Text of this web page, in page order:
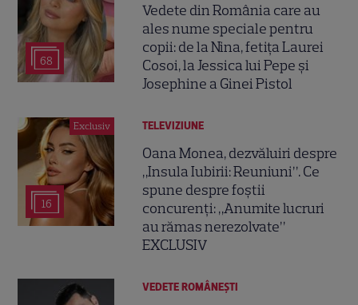
68
Vedete din România care au
ales nume speciale pentru
copii: de la Nina, fetița Laurei
Cosoi, la Jessica lui Pepe și
Josephine a Ginei Pistol
Exclusiv
16
TELEVIZIUNE
Oana Monea, dezvăluiri despre
„Insula Iubirii: Reuniuni”. Ce
spune despre foștii
concurenți: „Anumite lucruri
au rămas nerezolvate”
EXCLUSIV
VEDETE ROMÂNEŞTI